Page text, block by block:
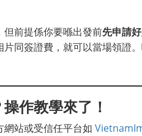
前提係你要喺出發前先申請
同簽證費，就可以當場領證
作教學來了！
站或受信任平台如